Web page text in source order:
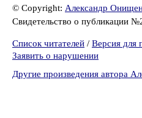
© Copyright: Александр
Свидетельство о публикации
Список читателей / Версия для
Заявить о нарушении
Другие произведения автора